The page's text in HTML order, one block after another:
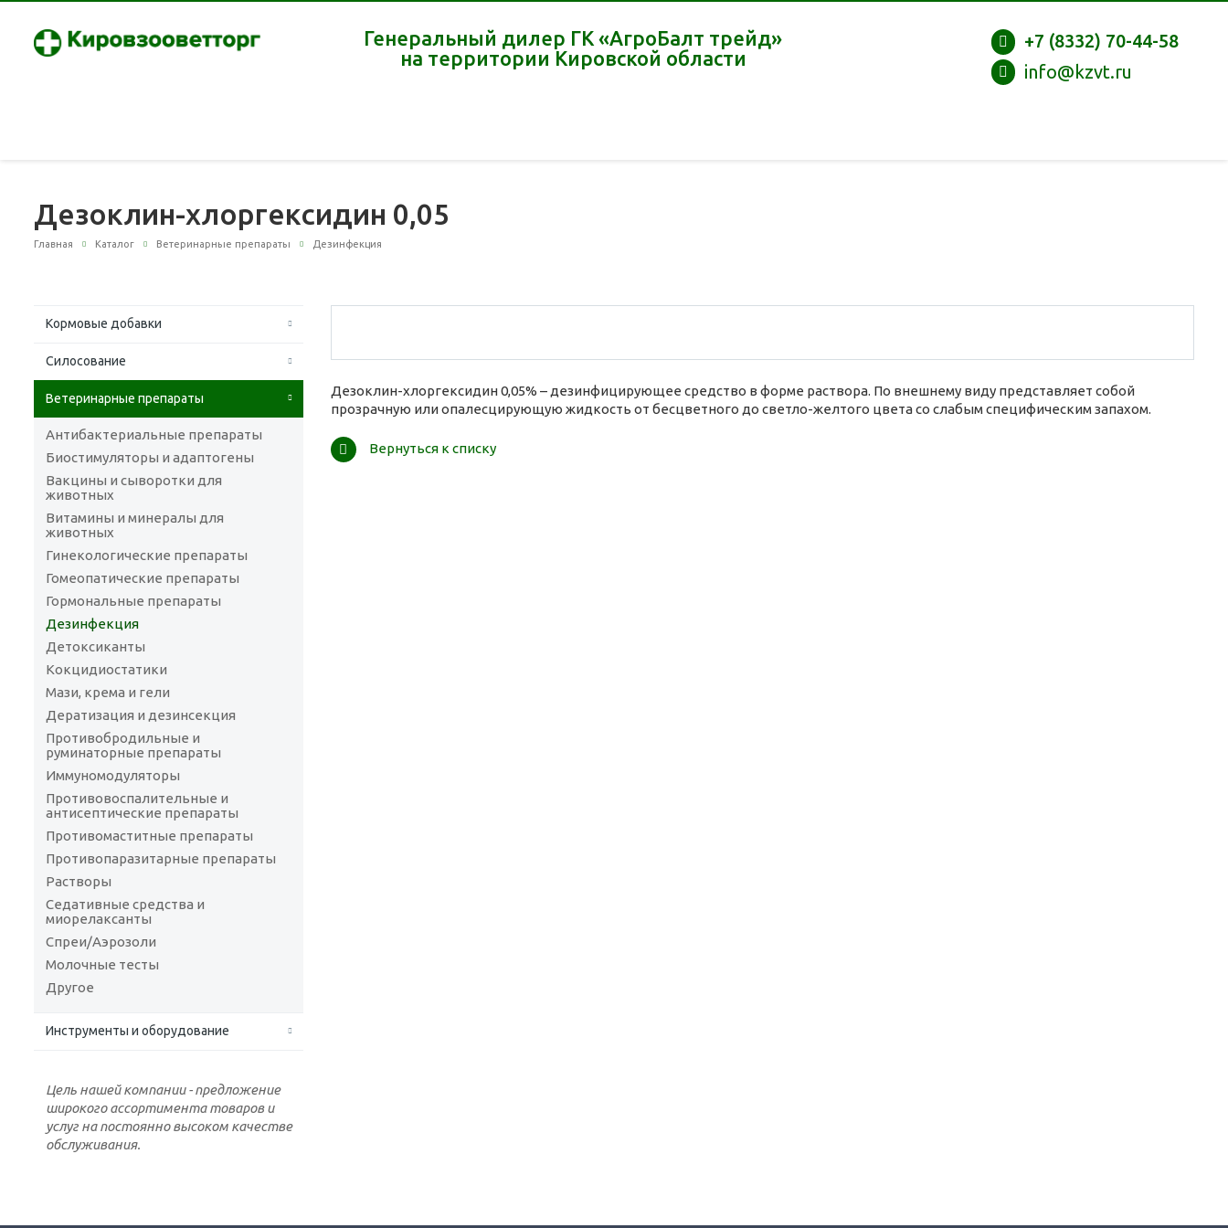
Генеральный дилер ГК «АгроБалт трейд»
на территории Кировской области
+7 (8332) 70-44-58
info@kzvt.ru
Дезоклин-хлоргексидин 0,05
Главная Каталог Ветеринарные препараты Дезинфекция
Кормовые добавки
Силосование
Ветеринарные препараты
Антибактериальные препараты
Биостимуляторы и адаптогены
Вакцины и сыворотки для
животных
Витамины и минералы для
животных
Гинекологические препараты
Гомеопатические препараты
Гормональные препараты
Дезинфекция
Детоксиканты
Кокцидиостатики
Мази, крема и гели
Дератизация и дезинсекция
Противобродильные и
руминаторные препараты
Иммуномодуляторы
Противовоспалительные и
антисептические препараты
Противомаститные препараты
Противопаразитарные препараты
Растворы
Седативные средства и
миорелаксанты
Спреи/Аэрозоли
Молочные тесты
Другое
Инструменты и оборудование
Цель нашей компании - предложение
широкого ассортимента товаров и
услуг на постоянно высоком качестве
обслуживания.
Дезоклин-хлоргексидин 0,05% – дезинфицирующее средство в форме раствора. По внешнему виду представляет собой
прозрачную или опалесцирующую жидкость от бесцветного до светло-желтого цвета со слабым специфическим запахом.
Вернуться к списку